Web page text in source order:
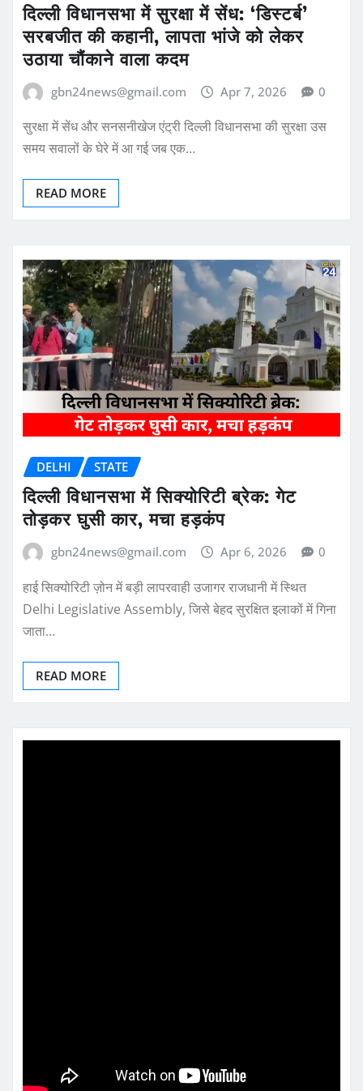
दिल्ली विधानसभा में सुरक्षा में सेंध: ‘डिस्टर्ब’
सरबजीत की कहानी, लापता भांजे को लेकर
उठाया चौंकाने वाला कदम
gbn24news@gmail.com Apr 7, 2026 0
सुरक्षा में सेंध और सनसनीखेज एंट्री दिल्ली विधानसभा की सुरक्षा उस
समय सवालों के घेरे में आ गई जब एक…
READ MORE
DELHI STATE
दिल्ली विधानसभा में सिक्योरिटी ब्रेक: गेट
तोड़कर घुसी कार, मचा हड़कंप
gbn24news@gmail.com Apr 6, 2026 0
हाई सिक्योरिटी ज़ोन में बड़ी लापरवाही उजागर राजधानी में स्थित
Delhi Legislative Assembly, जिसे बेहद सुरक्षित इलाकों में गिना
जाता…
READ MORE